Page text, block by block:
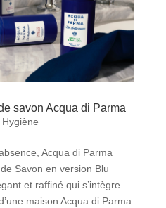
savon Acqua di Parma
Hygiène
Acqua di Parma
Savon en version Blu
et raffiné qui s’intègre
maison Acqua di Parma